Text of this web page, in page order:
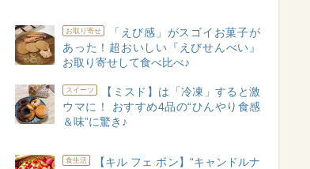
お取り寄せ
「えび感」がスゴイお菓子が
あった！超おいしい『えびせんべい』
お取り寄せして食べ比べ♪
スイーツ
【ミスド】は「冷凍」すると激
ウマに！ おすすめ4品の“ひんやり食感
＆味”に驚き♪
食生活
【キル フェ ボン】“キャンドルナ